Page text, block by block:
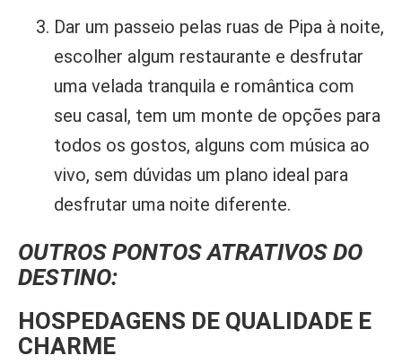
Dar um passeio pelas ruas de Pipa à noite,
escolher algum restaurante e desfrutar
uma velada tranquila e romântica com
seu casal, tem um monte de opções para
todos os gostos, alguns com música ao
vivo, sem dúvidas um plano ideal para
desfrutar uma noite diferente.
OUTROS PONTOS ATRATIVOS DO
DESTINO:
HOSPEDAGENS DE QUALIDADE E
CHARME